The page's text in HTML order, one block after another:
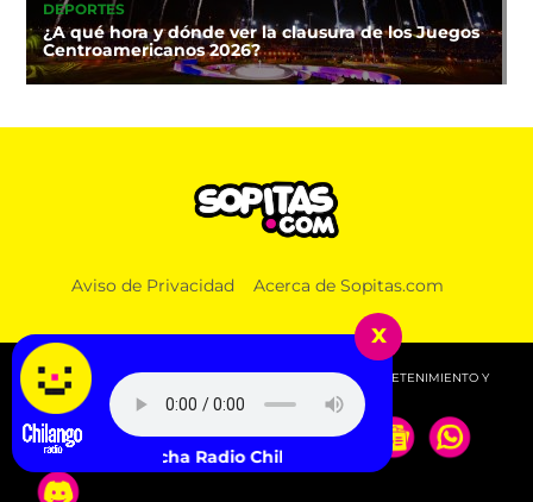
DEPORTES
¿A qué hora y dónde ver la clausura de los Juegos
Centroamericanos 2026?
Aviso de Privacidad Acerca de Sopitas.com
© 2026 SOPITAS.COM - MÚSICA, NOTICIAS, DEPORTES, ENTRETENIMIENTO Y
MÁS!.
x
Escucha Radio Chilango -